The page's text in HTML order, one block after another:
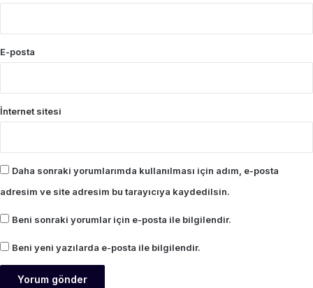
E-posta
İnternet sitesi
Daha sonraki yorumlarımda kullanılması için adım, e-posta
adresim ve site adresim bu tarayıcıya kaydedilsin.
Beni sonraki yorumlar için e-posta ile bilgilendir.
Beni yeni yazılarda e-posta ile bilgilendir.